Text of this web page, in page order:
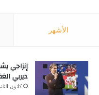
الأشهر
إنزاجي
ديربي
كانون الثاني 6, 2025,